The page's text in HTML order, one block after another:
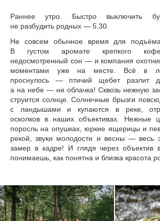
Раннее утро. Быстро выключить
не разбудить родных — 5.30.
Не совсем обычное время для
В густом аромате крепкого кофе
недосмотренный сон — и компания
моментами уже на месте. Всё в
проснулось — птичий щебет разлит
а на небе — ни облачка! Сквозь нежную
струится солнце. Солнечные брызги
с ландышами и купаются в реке,
осколков в наших объективах. Нежные
поросль на опушках, юркие ящерицы и
рекой, звуки молодости и весны — весь
замер в кадре! И глядя через объектив
понимаешь, как понятна и близка красота